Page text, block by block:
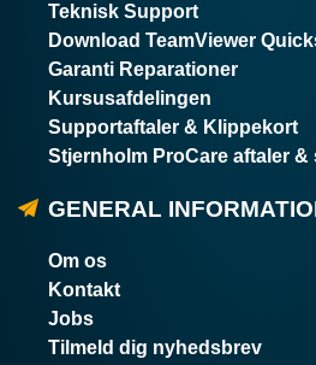
Teknisk Support
Download TeamViewer
Garanti Reparationer
Kursusafdelingen
Supportaftaler & Klippekort
Stjernholm ProCare aftaler
GENERAL
Om os
Kontakt
Jobs
Tilmeld dig nyhedsbrev